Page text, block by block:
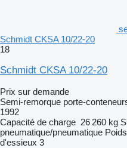
Schmidt CKSA 10/22-20
18
Schmidt CKSA 10/22-20
Prix sur demande
Semi-remorque porte-
1992
Capacité de charge 26 260 kg
pneumatique/pneumatique
d'essieux 3